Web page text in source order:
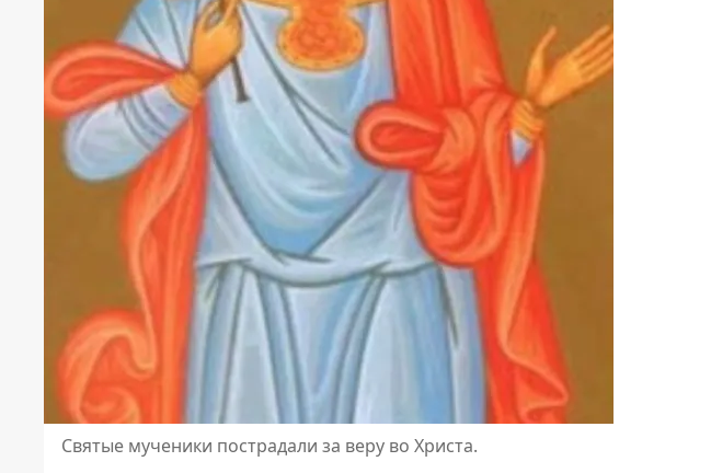
Святые мученики пострадали за веру во Христа.